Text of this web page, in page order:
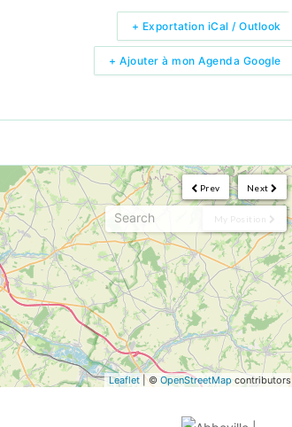
+ Ajouter à mon Agenda Google
+ Exportation iCal / Outlook
Next
Prev
My Position
Leaflet| © OpenStreetMapcontributors